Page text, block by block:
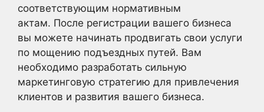
соответствующим нормативным
актам. После регистрации вашего бизнеса
вы можете начинать продвигать свои услуги
по мощению подъездных путей. Вам
необходимо разработать сильную
маркетинговую стратегию для привлечения
клиентов и развития вашего бизнеса.